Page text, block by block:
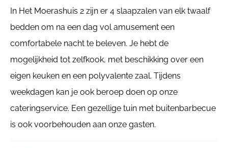
In Het Moerashuis 2 zijn er 4 slaapzalen van elk twaalf
bedden om na een dag vol amusement een
comfortabele nacht te beleven. Je hebt de
mogelijkheid tot zelfkook, met beschikking over een
eigen keuken en een polyvalente zaal. Tijdens
weekdagen kan je ook beroep doen op onze
cateringservice. Een gezellige tuin met buitenbarbecue
is ook voorbehouden aan onze gasten.